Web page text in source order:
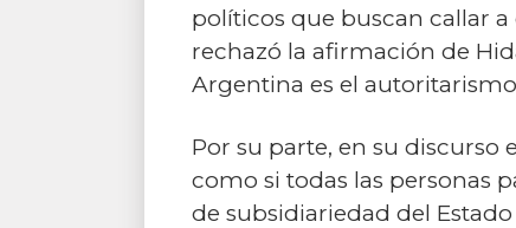
políticos que buscan callar
rechazó la afirmación de
Argentina es el
Por su parte, en su discurso
como si todas las personas
de subsidiariedad del